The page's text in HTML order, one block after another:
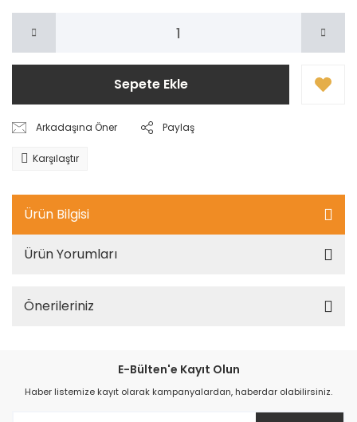
Sepete Ekle
Arkadaşına Öner Paylaş
Karşılaştır
Ürün Bilgisi
Ürün Yorumları
Önerileriniz
E-Bülten'e Kayıt Olun
Haber listemize kayıt olarak kampanyalardan, haberdar olabilirsiniz.